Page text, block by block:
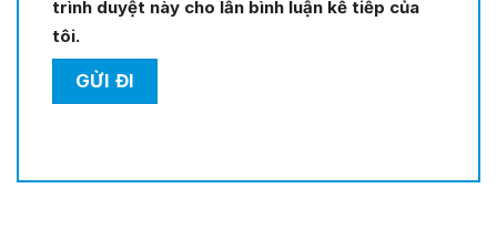
trình duyệt này cho lần bình luận kế tiếp của
tôi.